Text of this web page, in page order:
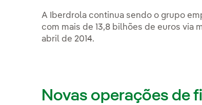
A Iberdrola continua sendo o grupo
com mais de 13,8 bilhões de euros via
abril de 2014.
Novas operações de